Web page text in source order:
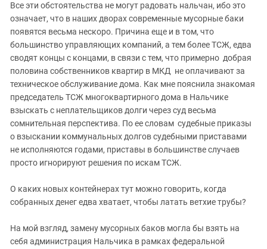
Все эти обстоятельства не могут радовать нальчан, ибо это
означает, что в наших дворах современные мусорные баки
появятся весьма нескоро. Причина еще и в том, что
большинство управляющих компаний, а тем более ТСЖ, едва
сводят концы с концами, в связи с тем, что примерно добрая
половина собственников квартир в МКД не оплачивают за
техническое обслуживание дома. Как мне пояснила знакомая
председатель ТСЖ многоквартирного дома в Нальчике
взыскать с неплательщиков долги через суд весьма
сомнительная перспектива. По ее словам судебные приказы
о взыскании коммунальных долгов судебными приставами
не исполняются годами, приставы в большинстве случаев
просто игнорируют решения по искам ТСЖ.
О каких новых контейнерах тут можно говорить, когда
собранных денег едва хватает, чтобы латать ветхие трубы?
На мой взгляд, замену мусорных баков могла бы взять на
себя администрация Нальчика в рамках федеральной